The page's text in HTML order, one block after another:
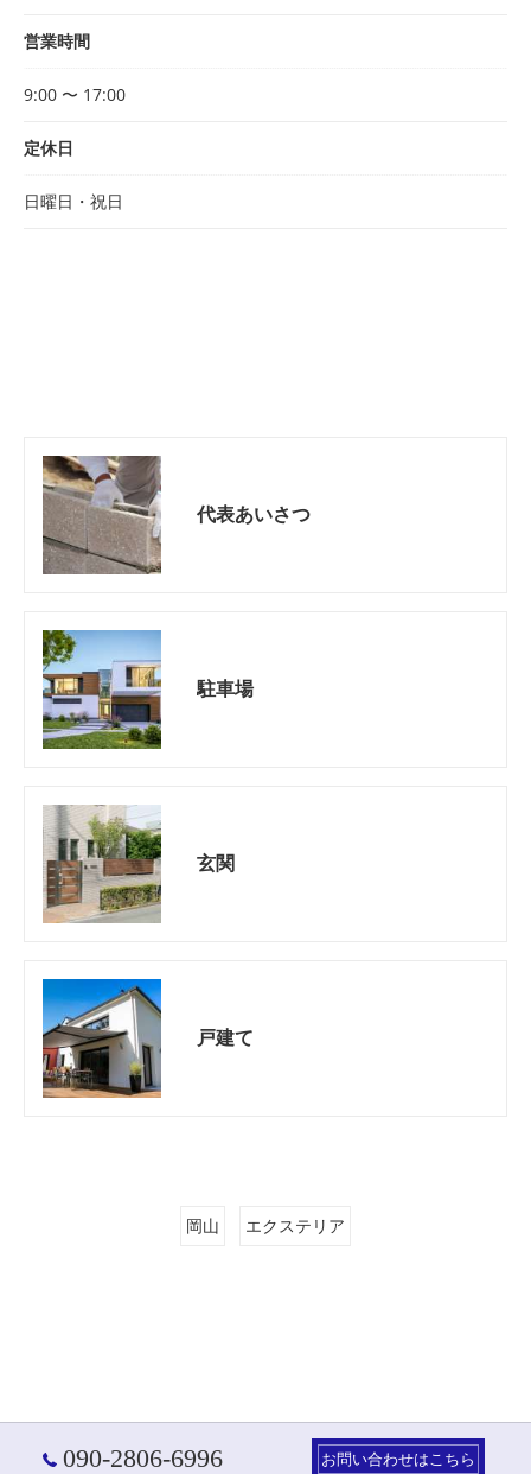
営業時間
9:00 〜 17:00
定休日
日曜日・祝日
代表あいさつ
駐車場
玄関
戸建て
岡山 エクステリア
090-2806-6996 お問い合わせはこちら